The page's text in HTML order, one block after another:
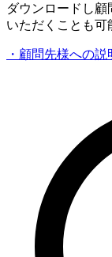
ダウンロードし顧
いただくことも可
・顧問先様への説